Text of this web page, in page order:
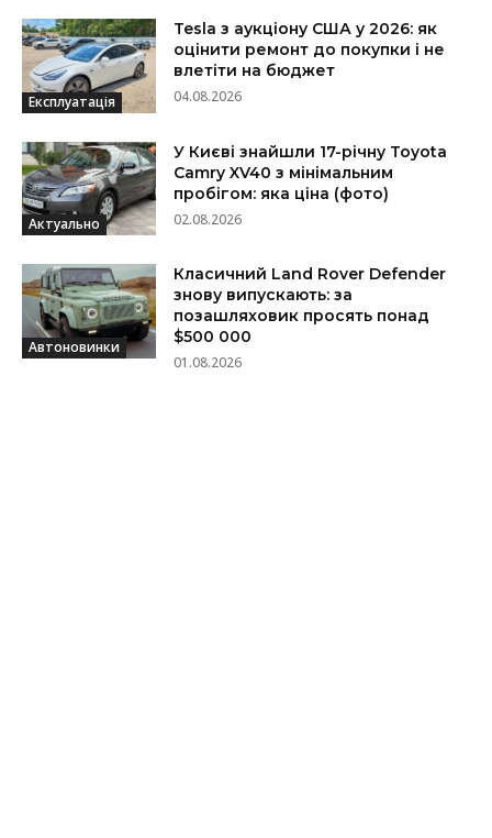
Експлуатація
Tesla з аукціону США у 2026: як
оцінити ремонт до покупки і не
влетіти на бюджет
04.08.2026
Актуально
У Києві знайшли 17-річну Toyota
Camry XV40 з мінімальним
пробігом: яка ціна (фото)
02.08.2026
Автоновинки
Класичний Land Rover Defender
знову випускають: за
позашляховик просять понад
$500 000
01.08.2026